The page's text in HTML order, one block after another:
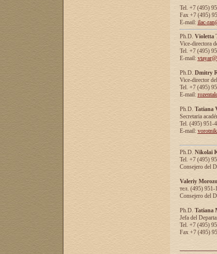
Tel. +7 (495)
Fax +7 (495)
E-mail: ilac-
Ph.D. Violetta
Vice-directora
Tel. +7 (495)
E-mail:
Ph.D. Dmitry
Vice-director
Tel. +7 (495)
E-mail:
Ph.D. Tatiana
Secretaria
Tel. (495) 951-
E-mail:
Ph.D. Nikolai
Tel. +7 (495)
Consejero del
Valeriy
тел. (495) 951-
Consejero del
Ph.D. Tatiana
Jefa del
Tel. +7 (495)
Fax +7 (495)